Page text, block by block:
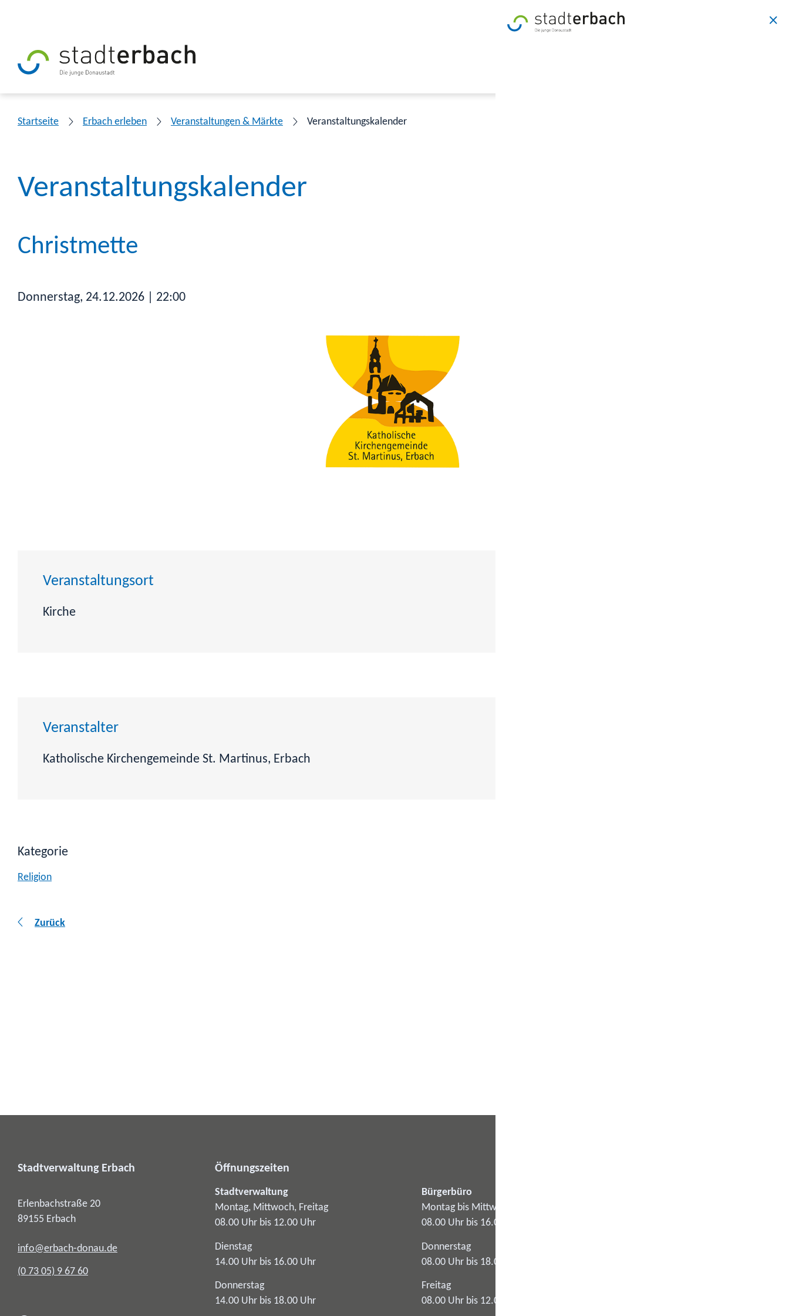
Startseite Erbach erleben Veranstaltungen & Märkte Veranstaltungskalender
Veranstaltungskalender
Donnerstag, 24.12.2026 | 22:00
Christmette
Veranstaltungsort
Kirche
Veranstalter
Katholische Kirchengemeinde St. Martinus, Erbach
Kategorie
Religion
Zurück
Stadtverwaltung Erbach
Erlenbachstraße 20
89155 Erbach
info@erbach-donau.de
(0 73 05) 9 67 60
Öffnungszeiten
Stadtverwaltung
Montag, Mittwoch, Freitag
08.00 Uhr bis 12.00 Uhr
Dienstag
14.00 Uhr bis 16.00 Uhr
Donnerstag
14.00 Uhr bis 18.00 Uhr
Bürgerbüro
Montag bis Mittwoch
08.00 Uhr bis 16.00 Uhr
Donnerstag
08.00 Uhr bis 18.00 Uhr
Freitag
08.00 Uhr bis 12.00 Uhr